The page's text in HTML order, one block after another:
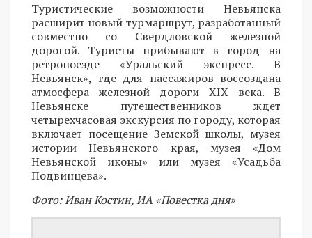
Туристические возможности Невьянска
расширит новый турмаршрут, разработанный
совместно со Свердловской железной
дорогой. Туристы прибывают в город на
ретропоезде «Уральский экспресс. В
Невьянск», где для пассажиров воссоздана
атмосфера железной дороги XIX века. В
Невьянске путешественников ждет
четырехчасовая экскурсия по городу, которая
включает посещение Земской школы, музея
истории Невьянского края, музея «Дом
Невьянской иконы» или музея «Усадьба
Подвинцева».
Фото: Иван Костин, ИА «Повестка дня»